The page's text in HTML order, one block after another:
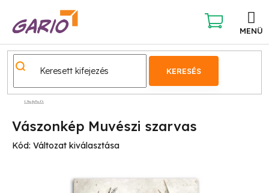
KERESÉS
KOSÁR
Képek
Vászonkép Muvészi szarvas
Kód: Változat kiválasztása